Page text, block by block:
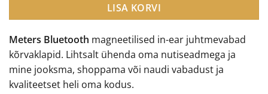
Meters Bluetooth magneetilised in-ear juhtmevabad
kõrvaklapid. Lihtsalt ühenda oma nutiseadmega ja
mine jooksma, shoppama või naudi vabadust ja
kvaliteetset heli oma kodus.
LISA KORVI